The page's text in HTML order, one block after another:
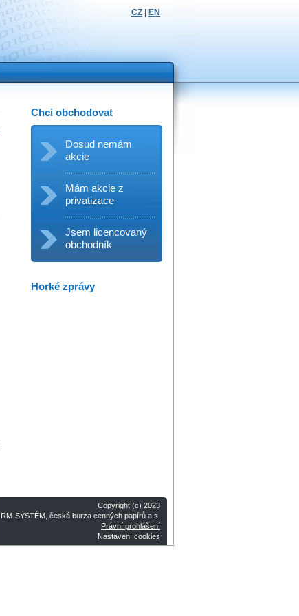
CZ EN
Chci obchodovat
Dosud nemám
akcie
Mám akcie z
privatizace
Jsem licencovaný
obchodník
Horké zprávy
Copyright (c) 2023
RM-SYSTÉM, česká burza cenných papírů a.s.
Právní prohlášení
Nastavení cookies